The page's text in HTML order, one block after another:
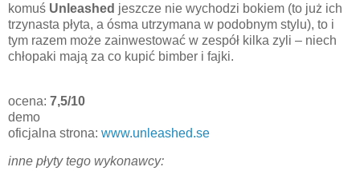
komuś Unleashed jeszcze nie wychodzi bokiem (to już ich
trzynasta płyta, a ósma utrzymana w podobnym stylu), to i
tym razem może zainwestować w zespół kilka zyli – niech
chłopaki mają za co kupić bimber i fajki.
ocena: 7,5/10
demo
oficjalna strona: www.unleashed.se
inne płyty tego wykonawcy: